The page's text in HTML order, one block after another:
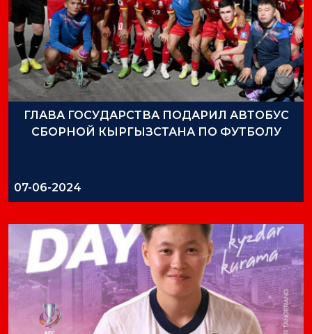
ГЛАВА ГОСУДАРСТВА ПОДАРИЛ АВТОБУС
СБОРНОЙ КЫРГЫЗСТАНА ПО ФУТБОЛУ
07-06-2024